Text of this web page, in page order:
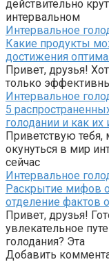
действительно
интервальном
Интервальное
Какие продукты
достижения
Привет, друзья!
только
Интервальное
5
голодании и как их
Приветствую тебя,
окунуться в мир
сейчас
Интервальное
Раскрытие мифов
отделение фактов
Привет, друзья!
увлекательное
голодания? Эта
Добавить